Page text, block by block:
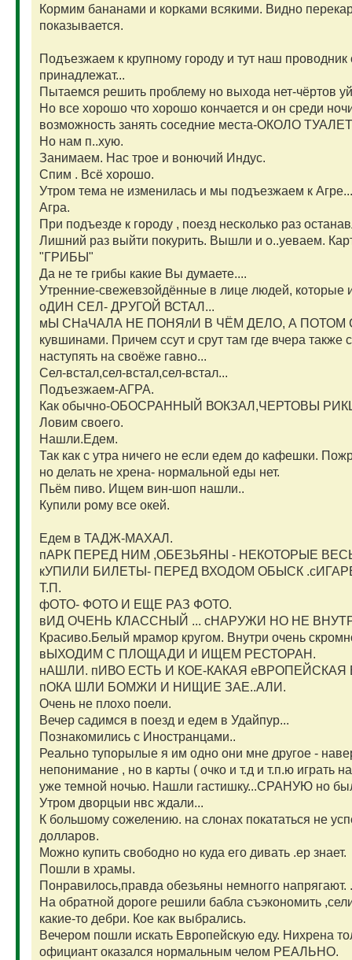
Кормим бананами и корками всякими. Видно
показывается.
Подъезжаем к крупному городу и тут наш
принадлежат...
Пытаемся решить проблему но выхода нет-чёртов
Но все хорошо что хорошо кончается и он среди
возможность занять соседние места-ОКОЛО
Но нам п..хую.
Занимаем. Нас трое и вонючий Индус.
Спим . Всё хорошо.
Утром тема не изменилась и мы подъезжаем к Агре...
Агра.
При подъезде к городу , поезд несколько раз
Лишний раз выйти покурить. Вышли и о..уеваем.
"ГРИБЫ"
Да не те грибы какие Вы думаете....
Утренние-свежевзойдённые в лице людей, которые
оДИН СЕЛ- ДРУГОЙ ВСТАЛ...
мЫ СНаЧАЛА НЕ ПОНЯлИ В ЧЁМ ДЕЛО, А ПОТОМ
кувшинами. Причем ссут и срут там где вчера также
наступять на своёже гавно...
Сел-встал,сел-встал,сел-встал...
Подъезжаем-АГРА.
Как обычно-ОБОСРАННЫЙ ВОКЗАЛ,ЧЕРТОВЫ
Ловим своего.
Нашли.Едем.
Так как с утра ничего не если едем до кафешки.
но делать не хрена- нормальной еды нет.
Пьём пиво. Ищем вин-шоп нашли..
Купили рому все окей.
Едем в ТАДЖ-МАХАЛ.
пАРК ПЕРЕД НИМ ,ОБЕЗЬЯНЫ - НЕКОТОРЫЕ
кУПИЛИ БИЛЕТЫ- ПЕРЕД ВХОДОМ ОБЫСК
Т.П.
фОТО- ФОТО И ЕЩЕ РАЗ ФОТО.
вИД ОЧЕНЬ КЛАССНЫЙ ... сНАРУЖИ НО НЕ
Красиво.Белый мрамор кругом. Внутри очень
вЫХОДИМ С ПЛОЩАДИ И ИЩЕМ РЕСТОРАН.
нАШЛИ. пИВО ЕСТЬ И КОЕ-КАКАЯ еВРОПЕЙСКАЯ
пОКА ШЛИ БОМЖИ И НИЩИЕ ЗАЕ..АЛИ.
Очень не плохо поели.
Вечер садимся в поезд и едем в Удайпур...
Познакомились с Иностранцами..
Реально тупорылые я им одно они мне другое -
непонимание , но в карты ( очко и т.д и т.п.ю играть
уже темной ночью. Нашли гастишку...СРАНУЮ но
Утром дворцыи нвс ждали...
К большому сожелению. на слонах покататься не
долларов.
Можно купить свободно но куда его дивать .ер знает.
Пошли в храмы.
Понравилось,правда обезьяны немногго напрягают.
На обратной дороге решили бабла съэкономить
какие-то дебри. Кое как выбрались.
Вечером пошли искать Европейскую еду. Нихрена
официант оказался нормальным челом РЕАЛЬНО.